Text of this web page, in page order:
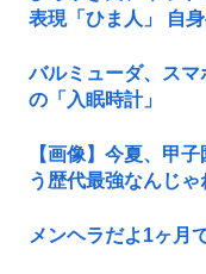
表現「ひま人」 自
バルミューダ、ス
の「入眠時計」
【画像】今夏、甲
う歴代最強なんじゃ
メンヘラだよ1ヶ月